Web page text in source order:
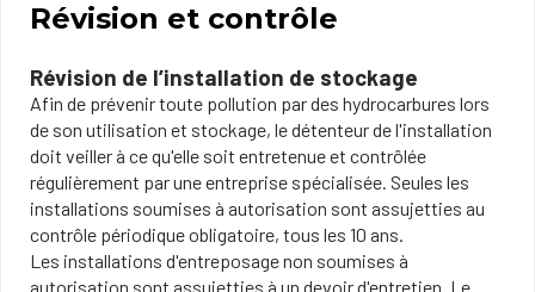
Révision et contrôle
Révision de l’installation de stockage
Afin de prévenir toute pollution par des hydrocarbures lors
de son utilisation et stockage, le détenteur de l'installation
doit veiller à ce qu'elle soit entretenue et contrôlée
régulièrement par une entreprise spécialisée. Seules les
installations soumises à autorisation sont assujetties au
contrôle périodique obligatoire, tous les 10 ans.
Les installations d'entreposage non soumises à
autorisation sont assujetties à un devoir d'entretien. Le